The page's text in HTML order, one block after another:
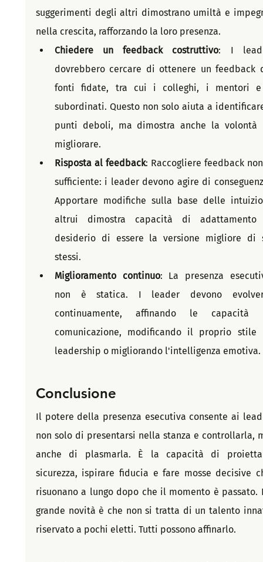
suggerimenti degli altri dimostrano umiltà e
nella crescita, rafforzando la loro presenza.
Chiedere un feedback costruttivo: I
dovrebbero cercare di ottenere un feedback
fonti fidate, tra cui i colleghi, i mentori
subordinati. Questo non solo aiuta a
punti deboli, ma dimostra anche la volontà
migliorare.
Risposta al feedback: Raccogliere feedback
sufficiente: i leader devono agire di
Apportare modifiche sulla base delle
altrui dimostra capacità di adattamento
desiderio di essere la versione migliore di
stessi.
Miglioramento continuo: La presenza
non è statica. I leader devono
continuamente, affinando le capacità
comunicazione, modificando il proprio stile
leadership o migliorando l'intelligenza emotiva.
Conclusione
Il potere della presenza esecutiva consente ai
non solo di presentarsi nella stanza e controllarla,
anche di plasmarla. È la capacità di
sicurezza, ispirare fiducia e fare mosse decisive
risuonano a lungo dopo che il momento è passato.
grande novità è che non si tratta di un talento
riservato a pochi eletti. Tutti possono affinarlo.